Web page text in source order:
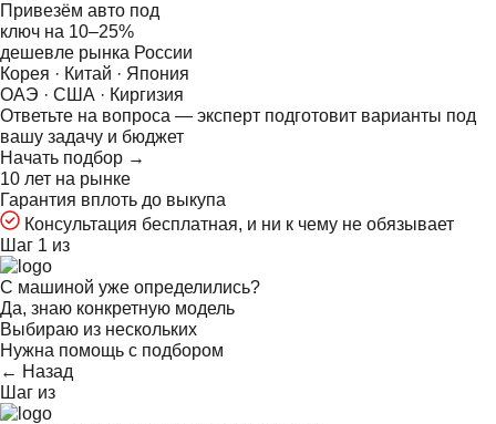
Привезём авто под
ключ на 10–25%
дешевле рынка России
Корея · Китай · Япония
ОАЭ · США · Киргизия
Ответьте на вопроса — эксперт подготовит варианты под
вашу задачу и бюджет
Начать подбор →
10 лет на рынке
Гарантия вплоть до выкупа
Консультация бесплатная, и ни к чему не обязывает
Шаг 1 из
С машиной уже определились?
Да, знаю конкретную модель
Выбираю из нескольких
Нужна помощь с подбором
← Назад
Шаг из